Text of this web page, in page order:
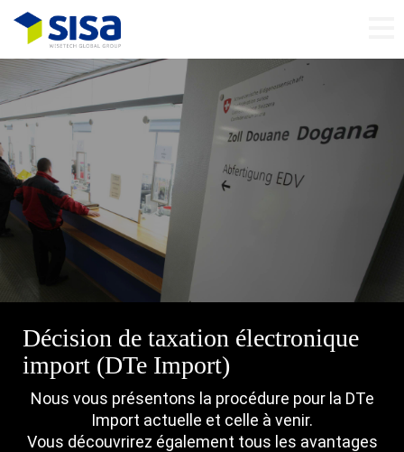
Décision de taxation électronique
import (DTe Import)
Nous vous présentons la procédure pour la DTe
Import actuelle et celle à venir.
Vous découvrirez également tous les avantages